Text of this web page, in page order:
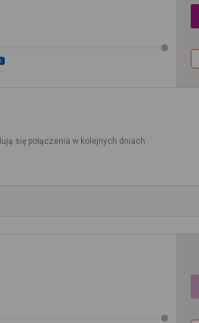
się połączenia w kolejnych dniach